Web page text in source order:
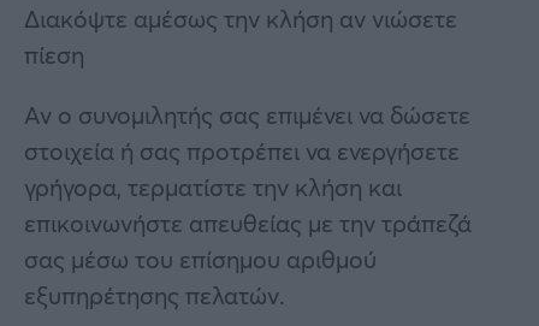
Διακόψτε αμέσως την κλήση αν νιώσετε
πίεση
Αν ο συνομιλητής σας επιμένει να δώσετε
στοιχεία ή σας προτρέπει να ενεργήσετε
γρήγορα, τερματίστε την κλήση και
επικοινωνήστε απευθείας με την τράπεζά
σας μέσω του επίσημου αριθμού
εξυπηρέτησης πελατών.